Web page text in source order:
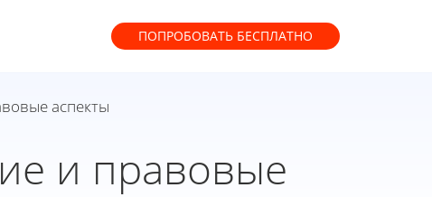
ПОПРОБОВАТЬ БЕСПЛАТНО
аспекты
и правовые